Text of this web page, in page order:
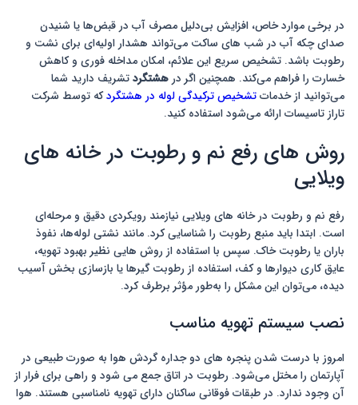
در برخی موارد خاص، افزایش بی‌دلیل مصرف آب در قبض‌ها یا شنیدن
صدای چکه آب در شب های ساکت می‌تواند هشدار اولیه‌ای برای نشت و
رطوبت باشد. تشخیص سریع این علائم، امکان مداخله فوری و کاهش
خسارت را فراهم می‌کند. همچنین اگر درهشتگردتشریف دارید شما
می‌توانید از خدماتتشخیص ترکیدگی لوله در هشتگردکه توسط شرکت
تاراز تاسیسات ارائه می‌شود استفاده کنید.
روش های رفع نم و رطوبت در خانه های
ویلایی
رفع نم و رطوبت در خانه های ویلایی نیازمند رویکردی دقیق و مرحله‌ای
است. ابتدا باید منبع رطوبت را شناسایی کرد. مانند نشتی لوله‌ها، نفوذ
باران یا رطوبت خاک. سپس با استفاده از روش هایی نظیر بهبود تهویه،
عایق کاری دیوارها و کف، استفاده از رطوبت گیرها یا بازسازی بخش آسیب
دیده، می‌توان این مشکل را به‌طور مؤثر برطرف کرد.
نصب سیستم تهویه مناسب
امروز با درست شدن پنجره های دو جداره گردش هوا به صورت طبیعی در
آپارتمان را مختل می‌شود. رطوبت در اتاق جمع می شود و راهی برای فرار از
آن وجود ندارد. در طبقات فوقانی ساکنان دارای تهویه نامناسبی هستند. هوا